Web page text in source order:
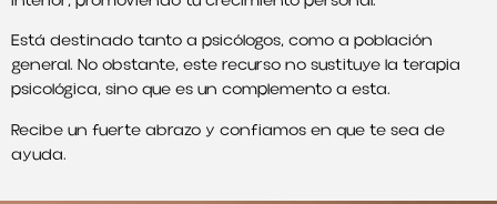
Está destinado tanto a psicólogos, como a población
general. No obstante, este recurso no sustituye la terapia
psicológica, sino que es un complemento a esta.
Recibe un fuerte abrazo y confiamos en que te sea de
ayuda.